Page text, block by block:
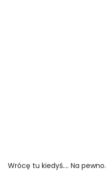
Wrócę tu kiedyś…. Na pewno.